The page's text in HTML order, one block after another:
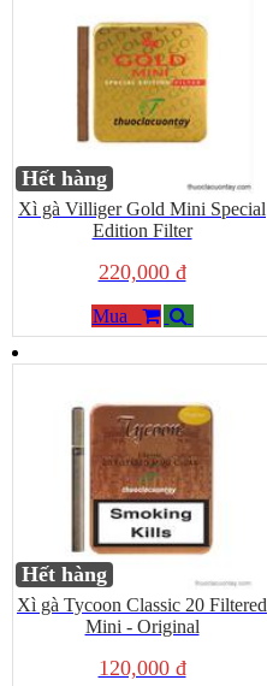
Hết hàng
Xì gà Villiger Gold Mini Special
Edition Filter
220,000 đ
Mua
Hết hàng
Xì gà Tycoon Classic 20 Filtered
Mini - Original
120,000 đ